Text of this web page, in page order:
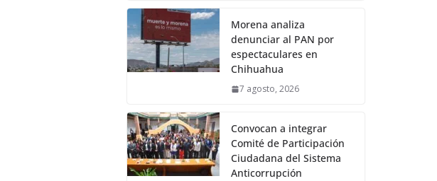
Morena analiza
denunciar al PAN por
espectaculares en
Chihuahua
7 agosto, 2026
Convocan a integrar
Comité de Participación
Ciudadana del Sistema
Anticorrupción